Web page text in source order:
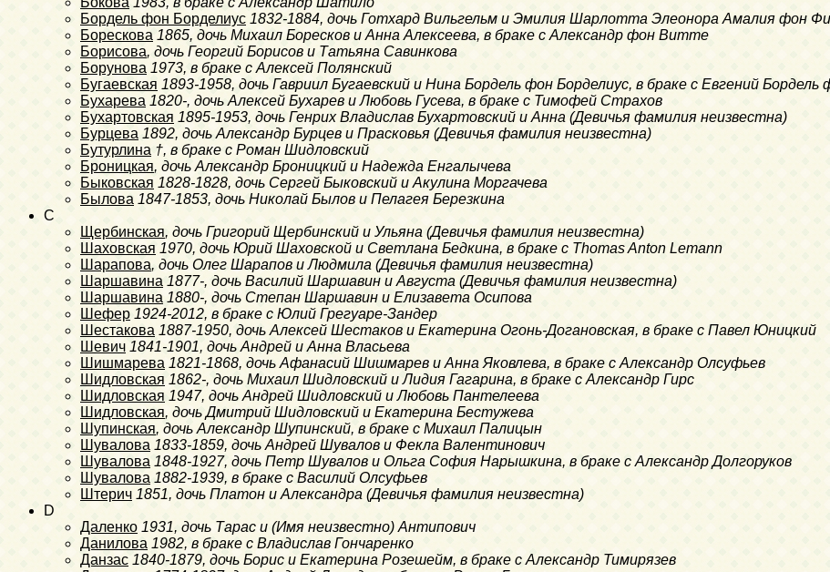
Бордель фон Борделиус 1832-1884, дочь Готхард Вильгельм и Эмилия Шарлотта Элеонора Амалия фон
Борескова 1865, дочь Михаил Боресков и Анна Алексеева, в браке с Александр фон Витте
Борисова, дочь Георгий Борисов и Татьяна Савинкова
Борунова 1973, в браке с Алексей Полянский
Бугаевская 1893-1958, дочь Гавриил Бугаевский и Нина Бордель фон Борделиус, в браке с Евгений Бордель
Бухарева 1820-, дочь Алексей Бухарев и Любовь Гусева, в браке с Тимофей Страхов
Бухартовская 1895-1953, дочь Генрих Владислав Бухартовский и Анна (Девичья фамилия неизвестна)
Бурцева 1892, дочь Александр Бурцев и Прасковья (Девичья фамилия неизвестна)
Бутурлина †, в браке с Роман Шидловский
Броницкая, дочь Александр Броницкий и Надежда Енгалычева
Быковская 1828-1828, дочь Сергей Быковский и Акулина Моргачева
Былова 1847-1853, дочь Николай Былов и Пелагея Березкина
C
Щербинская, дочь Григорий Щербинский и Ульяна (Девичья фамилия неизвестна)
Шаховская 1970, дочь Юрий Шаховской и Светлана Бедкина, в браке с Thomas Anton Lemann
Шарапова, дочь Олег Шарапов и Людмила (Девичья фамилия неизвестна)
Шаршавина 1877-, дочь Василий Шаршавин и Августа (Девичья фамилия неизвестна)
Шаршавина 1880-, дочь Степан Шаршавин и Елизавета Осипова
Шефер 1924-2012, в браке с Юлий Грегуаре-Зандер
Шестакова 1887-1950, дочь Алексей Шестаков и Екатерина Огонь-Догановская, в браке с Павел Юницкий
Шевич 1841-1901, дочь Андрей и Анна Власьева
Шишмарева 1821-1868, дочь Афанасий Шишмарев и Анна Яковлева, в браке с Александр Олсуфьев
Шидловская 1862-, дочь Михаил Шидловский и Лидия Гагарина, в браке с Александр Гирс
Шидловская 1947, дочь Андрей Шидловский и Любовь Пантелеева
Шидловская, дочь Дмитрий Шидловский и Екатерина Бестужева
Шупинская, дочь Александр Шупинский, в браке с Михаил Палицын
Шувалова 1833-1859, дочь Андрей Шувалов и Фекла Валентинович
Шувалова 1848-1927, дочь Петр Шувалов и Ольга София Нарышкина, в браке с Александр Долгоруков
Шувалова 1882-1939, в браке с Василий Олсуфьев
Штерич 1851, дочь Платон и Александра (Девичья фамилия неизвестна)
D
Даленко 1931, дочь Тарас и (Имя неизвестно) Антипович
Данилова 1982, в браке с Владислав Гончаренко
Данзас 1840-1879, дочь Борис и Екатерина Розешейм, в браке с Александр Тимирязев